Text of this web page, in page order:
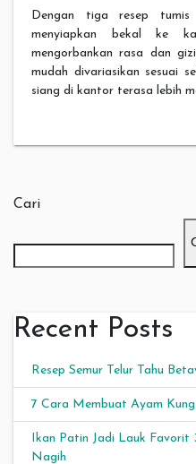
Dengan tiga resep
menyiapkan bekal ke
mengorbankan rasa dan
mudah divariasikan sesuai
siang di kantor terasa lebih
Cari
Recent Posts
Resep Semur Telur Tahu
7 Cara Membuat Ayam
Ikan Patin Jadi Lauk Favorit
Nagih